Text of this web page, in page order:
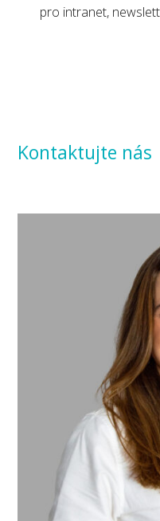
pro intranet,
Kontaktujte nás